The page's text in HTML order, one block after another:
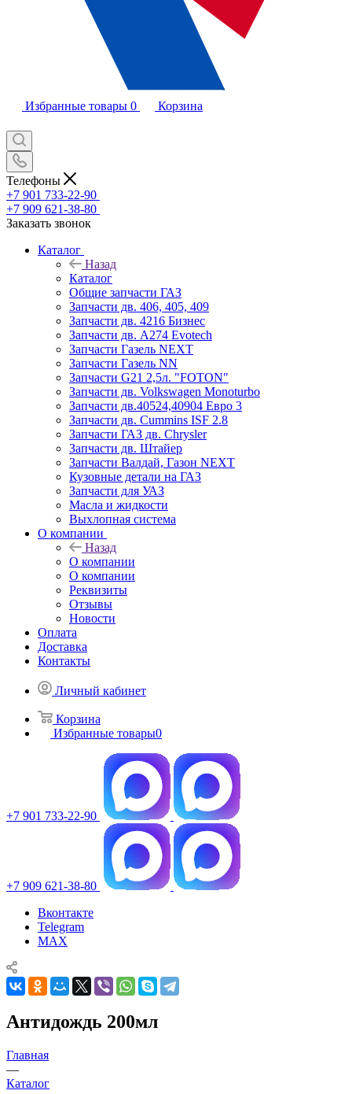
Избранные товары 0 Корзина
Телефоны
+7 901 733-22-90
+7 909 621-38-80
Заказать звонок
Каталог
Назад
Каталог
Общие запчасти ГАЗ
Запчасти дв. 406, 405, 409
Запчасти дв. 4216 Бизнес
Запчасти дв. A274 Evotech
Запчасти Газель NEXT
Запчасти Газель NN
Запчасти G21 2,5л. "FOTON"
Запчасти дв. Volkswagen Monoturbo
Запчасти дв.40524,40904 Евро 3
Запчасти дв. Cummins ISF 2.8
Запчасти ГАЗ дв. Chrysler
Запчасти дв. Штайер
Запчасти Валдай, Газон NEXT
Кузовные детали на ГАЗ
Запчасти для УАЗ
Масла и жидкости
Выхлопная система
О компании
Назад
О компании
О компании
Реквизиты
Отзывы
Новости
Оплата
Доставка
Контакты
Личный кабинет
Корзина
Избранные товары0
+7 901 733-22-90
+7 909 621-38-80
Вконтакте
Telegram
MAX
Антидождь 200мл
Главная
—
Каталог